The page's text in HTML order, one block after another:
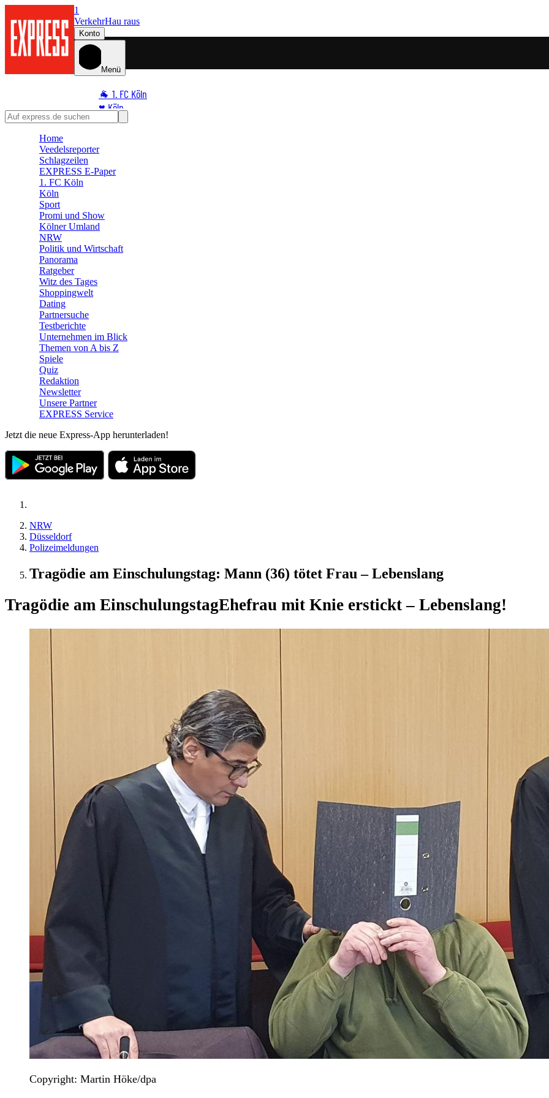
1
VerkehrHau raus
Konto
Menü
🐐 1. FC Köln
♥️ Köln
⭐ Promi
🛒 Shoppingwelt
🧩 Spiele
Home
Veedelsreporter
Schlagzeilen
EXPRESS E-Paper
1. FC Köln
Köln
Sport
Promi und Show
Kölner Umland
NRW
Politik und Wirtschaft
Panorama
Ratgeber
Witz des Tages
Shoppingwelt
Dating
Partnersuche
Testberichte
Unternehmen im Blick
Themen von A bis Z
Spiele
Quiz
Redaktion
Newsletter
Unsere Partner
EXPRESS Service
Jetzt die neue Express-App herunterladen!
NRW
Düsseldorf
Polizeimeldungen
Tragödie am Einschulungstag: Mann (36) tötet Frau – Lebenslang
Tragödie am EinschulungstagEhefrau mit Knie erstickt – Lebenslang!
Copyright: Martin Höke/dpa